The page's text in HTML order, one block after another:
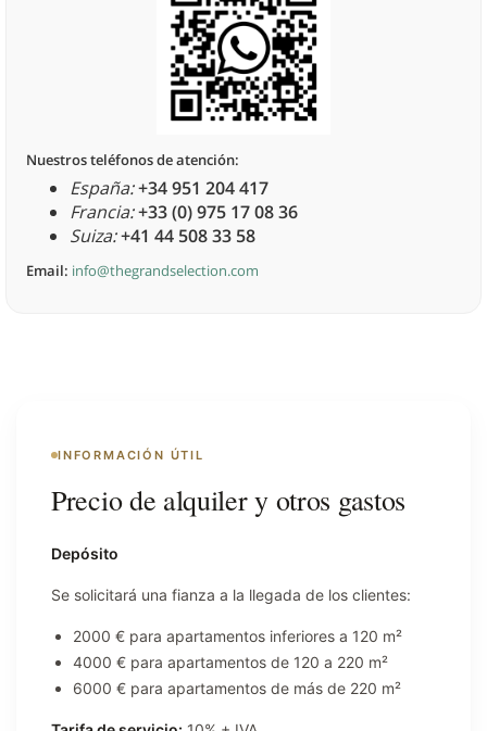
Nuestros teléfonos de atención:
España:+34 951 204 417
Francia:+33 (0) 975 17 08 36
Suiza:+41 44 508 33 58
Email: info@thegrandselection.com
INFORMACIÓN ÚTIL
Precio de alquiler y otros gastos
Depósito
Se solicitará una fianza a la llegada de los clientes:
2000 € para apartamentos inferiores a 120 m²
4000 € para apartamentos de 120 a 220 m²
6000 € para apartamentos de más de 220 m²